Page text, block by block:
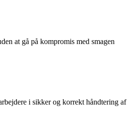
at gå på kompromis med smagen
i sikker og korrekt håndtering af